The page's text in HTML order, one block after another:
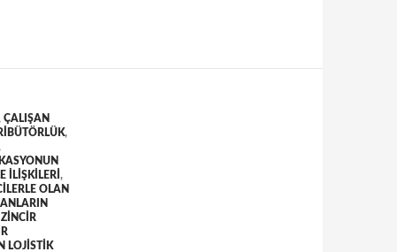
ÇALIŞAN
,
ILIŞKILERI ,
OLAN
LOJISTIK